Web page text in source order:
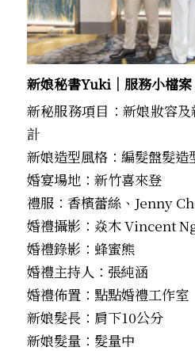
新娘秘書Yuki│服務小檔案
新秘服務項目：新娘妝容
計
新娘造型風格：編髮盤髮造
婚宴場地：新竹喜來登
禮服：香檳蕾絲、Jenny
婚禮攝影：焱木 Vincent
婚禮錄影：蜂蜜熊
婚禮主持人：張純涵
婚禮佈置：點點婚禮工作室
新娘髮長：肩下10公分
新娘髮量：髮量中